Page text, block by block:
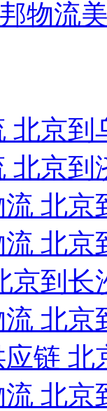
物流
北京
北京
流 北
流 北
京到长
流 北
应链
流 北